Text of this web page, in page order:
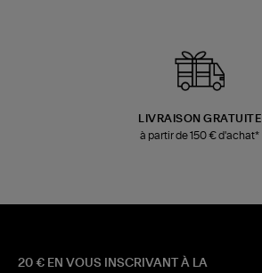
LIVRAISON GRATUITE
à partir de 150 € d'achat*
20 € EN VOUS INSCRIVANT À LA